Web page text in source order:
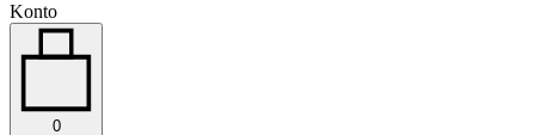
Konto
0